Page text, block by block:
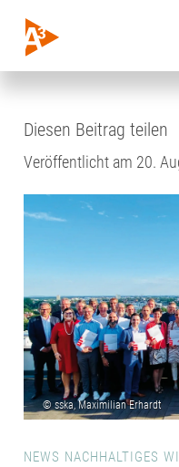
Diesen Beitrag teilen
Veröffentlicht am 20.
NEWS NACHHALTIGES